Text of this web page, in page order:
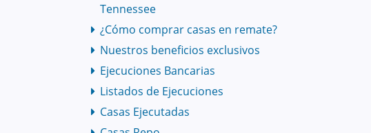
Tennessee
¿Cómo comprar casas en remate?
Nuestros beneficios exclusivos
Ejecuciones Bancarias
Listados de Ejecuciones
Casas Ejecutadas